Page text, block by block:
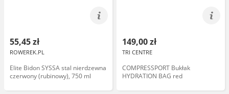
55,45 zł
ROWEREK.PL
Elite Bidon SYSSA stal nierdzewna
czerwony (rubinowy), 750 ml
149,00 zł
TRI CENTRE
COMPRESSPORT Bukłak
HYDRATION BAG red